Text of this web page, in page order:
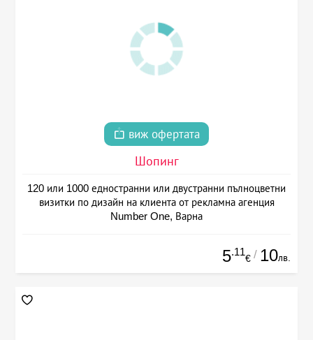
виж офертата
Шопинг
120 или 1000 едностранни или двустранни пълноцветни
визитки по дизайн на клиента от рекламна агенция
Number One, Варна
5.11
€ / 10лв.